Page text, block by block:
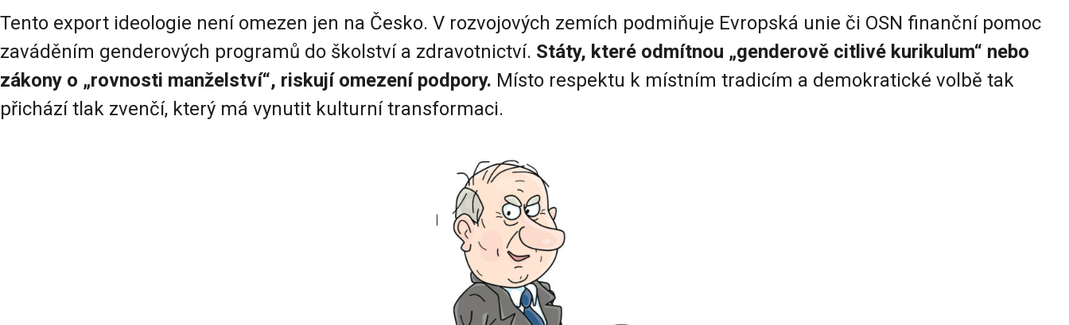
Tento export ideologie není omezen jen na Česko. V rozvojových zemích podmiňuje Evropská unie či OSN finanční pomoc
zaváděním genderových programů do školství a zdravotnictví. Státy, které odmítnou „genderově citlivé kurikulum“ nebo
zákony o „rovnosti manželství“, riskují omezení podpory. Místo respektu k místním tradicím a demokratické volbě tak
přichází tlak zvenčí, který má vynutit kulturní transformaci.